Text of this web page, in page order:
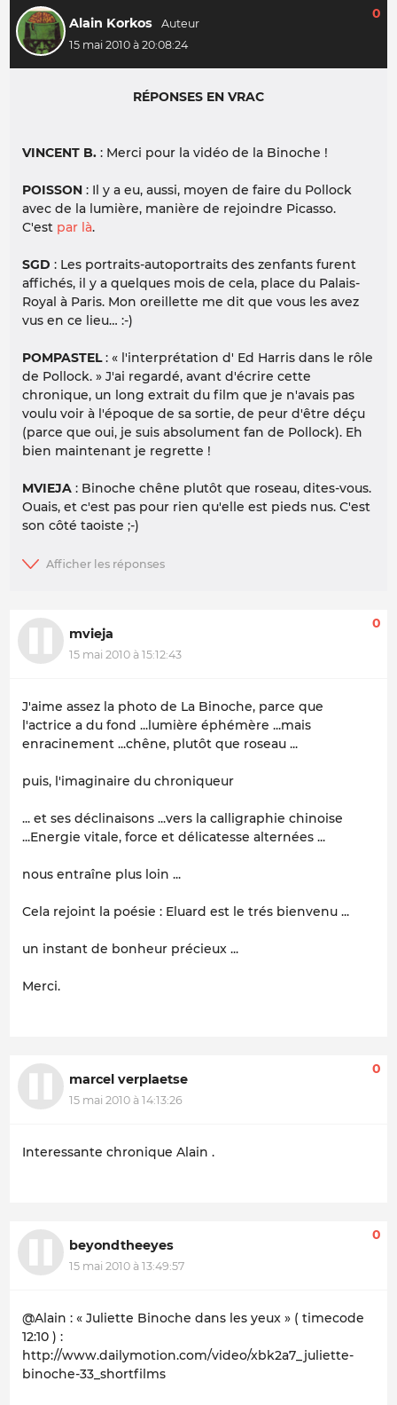
Alain Korkos
15 mai 2010 à 20:08:24
0
RÉPONSES EN VRAC
VINCENT B. : Merci pour la vidéo de la Binoche !
POISSON : Il y a eu, aussi, moyen de faire du Pollock
avec de la lumière, manière de rejoindre Picasso.
C'est par là.
SGD : Les portraits-autoportraits des zenfants furent
affichés, il y a quelques mois de cela, place du Palais-
Royal à Paris. Mon oreillette me dit que vous les avez
vus en ce lieu… :-)
POMPASTEL: « l'interprétation d' Ed Harris dans le rôle
de Pollock. » J'ai regardé, avant d'écrire cette
chronique, un long extrait du film que je n'avais pas
voulu voir à l'époque de sa sortie, de peur d'être déçu
(parce que oui, je suis absolument fan de Pollock). Eh
bien maintenant je regrette !
MVIEJA : Binoche chêne plutôt que roseau, dites-vous.
Ouais, et c'est pas pour rien qu'elle est pieds nus. C'est
son côté taoiste ;-)
mvieja
15 mai 2010 à 15:12:43
0
J'aime assez la photo de La Binoche, parce que
l'actrice a du fond ...lumière éphémère ...mais
enracinement ...chêne, plutôt que roseau ...
puis, l'imaginaire du chroniqueur
... et ses déclinaisons ...vers la calligraphie chinoise
...Energie vitale, force et délicatesse alternées ...
nous entraîne plus loin ...
Cela rejoint la poésie : Eluard est le trés bienvenu ...
un instant de bonheur précieux ...
Merci.
marcel verplaetse
15 mai 2010 à 14:13:26
0
Interessante chronique Alain .
beyondtheeyes
15 mai 2010 à 13:49:57
0
@Alain : « Juliette Binoche dans les yeux » ( timecode
12:10 ) :
http://www.dailymotion.com/video/xbk2a7_juliette-
binoche-33_shortfilms